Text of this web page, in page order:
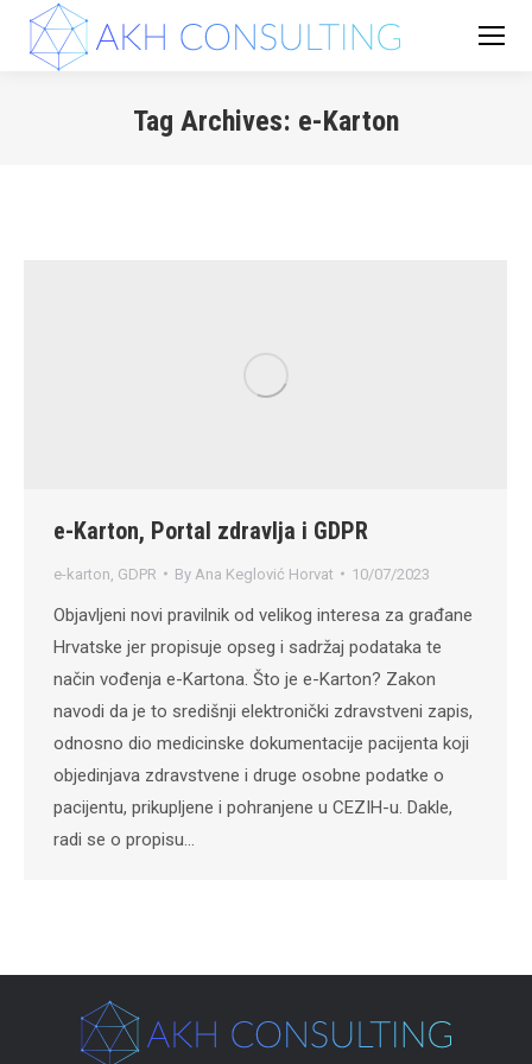
Tag Archives: e-Karton
e-Karton, Portal zdravlja i GDPR
e-karton GDPR By Ana Keglović Horvat 10/07/2023
Objavljeni novi pravilnik od velikog interesa za građane
Hrvatske jer propisuje opseg i sadržaj podataka te
način vođenja e-Kartona. Što je e-Karton? Zakon
navodi da je to središnji elektronički zdravstveni zapis,
odnosno dio medicinske dokumentacije pacijenta koji
objedinjava zdravstvene i druge osobne podatke o
pacijentu, prikupljene i pohranjene u CEZIH-u. Dakle,
radi se o propisu…